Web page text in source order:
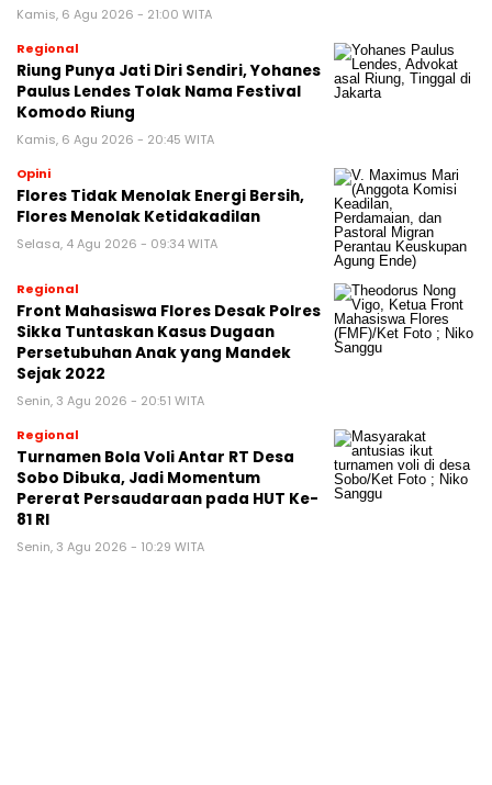
Kamis, 6 Agu 2026 - 21:00 WITA
Regional
Riung Punya Jati Diri Sendiri, Yohanes
Paulus Lendes Tolak Nama Festival
Komodo Riung
Kamis, 6 Agu 2026 - 20:45 WITA
Opini
Flores Tidak Menolak Energi Bersih,
Flores Menolak Ketidakadilan
Selasa, 4 Agu 2026 - 09:34 WITA
Regional
Front Mahasiswa Flores Desak Polres
Sikka Tuntaskan Kasus Dugaan
Persetubuhan Anak yang Mandek
Sejak 2022
Senin, 3 Agu 2026 - 20:51 WITA
Regional
Turnamen Bola Voli Antar RT Desa
Sobo Dibuka, Jadi Momentum
Pererat Persaudaraan pada HUT Ke-
81 RI
Senin, 3 Agu 2026 - 10:29 WITA